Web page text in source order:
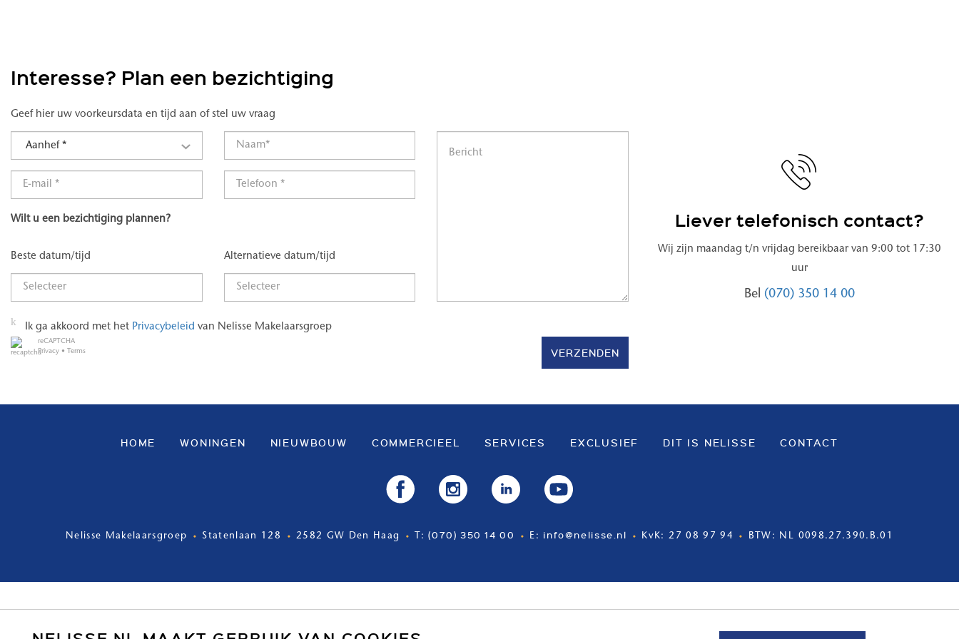
Interesse? Plan een bezichtiging
Geef hier uw voorkeursdata en tijd aan of stel uw vraag
Aanhef *
Wilt u een bezichtiging plannen?
Beste datum/tijd Alternatieve datum/tijd
Ik ga akkoord met het Privacybeleid van Nelisse Makelaarsgroep
reCAPTCHA
Privacy • Terms VERZENDEN
Liever telefonisch contact?
Wij zijn maandag t/n vrijdag bereikbaar van 9:00 tot 17:30
uur
Bel (070) 350 14 00
HOME WONINGEN NIEUWBOUW COMMERCIEEL SERVICES EXCLUSIEF DIT IS NELISSE CONTACT
Nelisse Makelaarsgroep Statenlaan 128 2582 GW Den Haag T:(070) 350 14 00 E: info@nelisse.nl KvK: 27 08 97 94 BTW: NL 0098.27.390.B.01